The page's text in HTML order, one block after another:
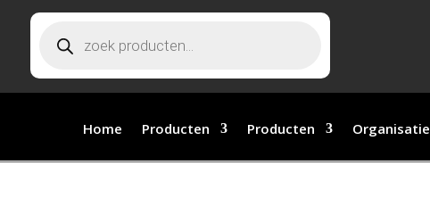
Home Producten Producten Organisatie